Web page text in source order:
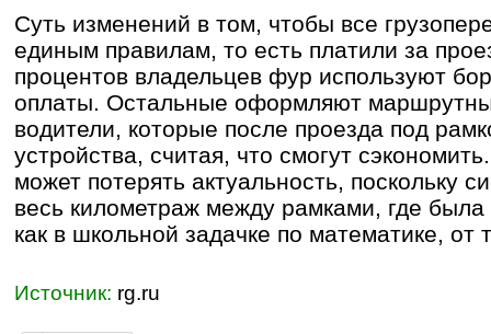
Суть изменений в том, чтобы все
единым правилам, то есть платили за
процентов владельцев фур используют
оплаты. Остальные оформляют
водители, которые после проезда под
устройства, считая, что смогут
может потерять актуальность, поскольку
весь километраж между рамками, где
как в школьной задачке по математике, от
Источник: rg.ru